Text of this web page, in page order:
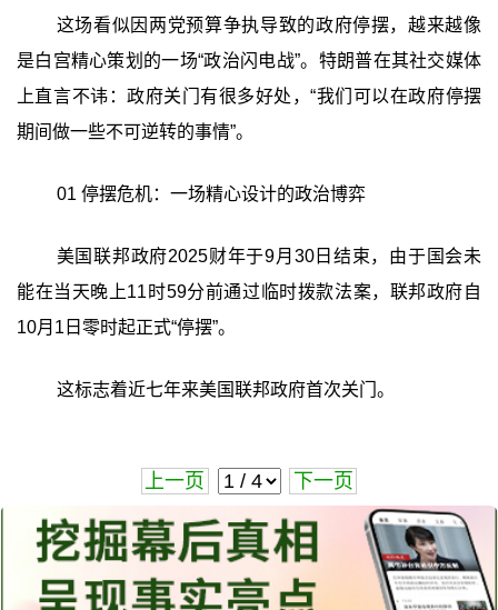
这场看似因两党预算争执导致的政府停摆，越来越像
是白宫精心策划的一场“政治闪电战”。特朗普在其社交媒体
上直言不讳：政府关门有很多好处，“我们可以在政府停摆
期间做一些不可逆转的事情”。
01 停摆危机：一场精心设计的政治博弈
美国联邦政府2025财年于9月30日结束，由于国会未
能在当天晚上11时59分前通过临时拨款法案，联邦政府自
10月1日零时起正式“停摆”。
这标志着近七年来美国联邦政府首次关门。
上一页 下一页